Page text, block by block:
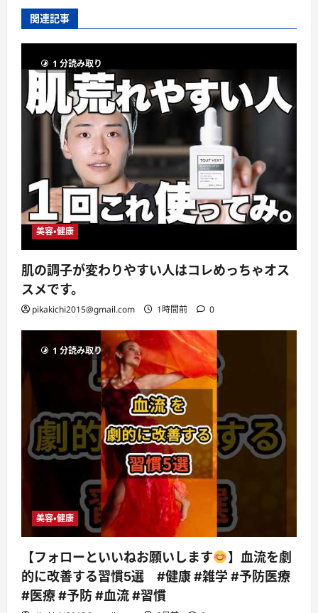
関連記事
1 分読み取り
美容・健康
肌の調子が変わりやすい人はコレめっちゃオス
スメです。
pikakichi2015@gmail.com 1時間前 0
1 分読み取り
美容・健康
【フォローといいねお願いします
】血流を劇
的に改善する習慣5選 #健康 #雑学 #予防医療
#医療 #予防 #血流 #習慣